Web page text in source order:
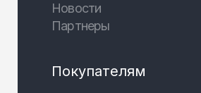
Новости
Партнеры
Покупателям